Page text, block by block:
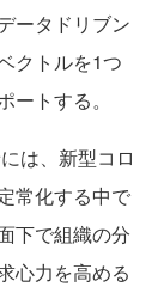
ータドリブン
クトルを1つ
トする。
は、新型コロ
常化する中で
下で組織の分
心力を高める